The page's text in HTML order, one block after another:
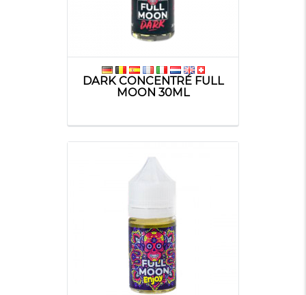
DARK CONCENTRÉ FULL
MOON 30ML